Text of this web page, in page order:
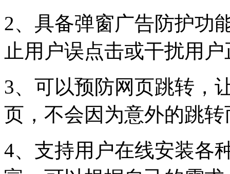
2、具备弹窗广告防护功
止用户误点击或干扰用
3、可以预防网页跳转，
页，不会因为意外的跳
4、支持用户在线安装各